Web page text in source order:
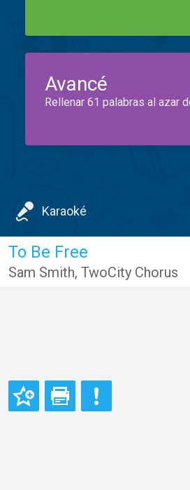
Avancé
Rellenar 61 palabras al azar
Karaoké
To Be Free
Sam Smith, TwoCity Chorus